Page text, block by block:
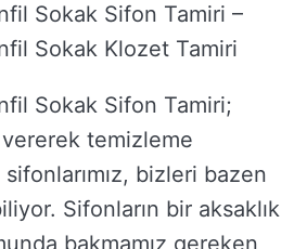
Sokak Sifon Tamiri –
Sokak Klozet Tamiri
Sokak Sifon Tamiri;
temizleme
bizleri bazen
Sifonların bir aksaklık
bakmamız gereken